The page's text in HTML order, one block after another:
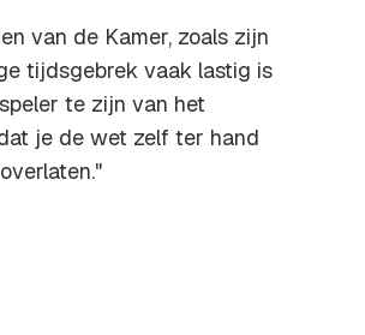
van de Kamer, zoals zijn
tijdsgebrek vaak lastig is
te zijn van het
je de wet zelf ter hand